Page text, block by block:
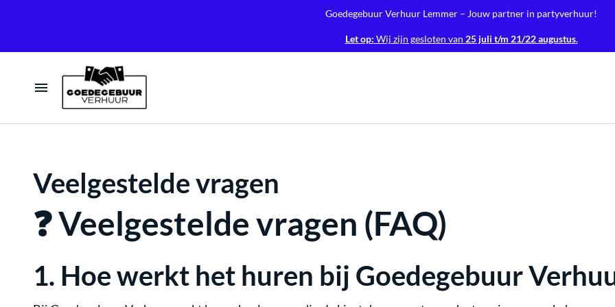
Goedegebuur Verhuur Lemmer – Jouw partner in partyverhuur!
Let op: Wij zijn gesloten van 25 juli t/m 21/22 augustus.
Home
Tafels & Stoelen
Verlichting
Geluid
Veelgestelde vragen
❓ Veelgestelde vragen (FAQ)
1. Hoe werkt het huren bij Goedegebuur